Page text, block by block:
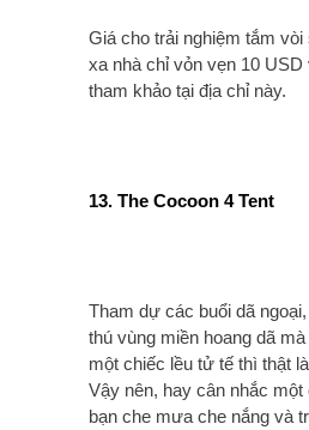
Giá cho trải nghiệm tắm
xa nhà chỉ vỏn vẹn 10 USD
tham khảo tại địa chỉ này.
13. The Cocoon 4 Tent
Tham dự các buổi dã
thú vùng miền hoang dã
một chiếc lều tử tế thì thật
Vậy nên, hay cân nhắc một
bạn che mưa che nắng và